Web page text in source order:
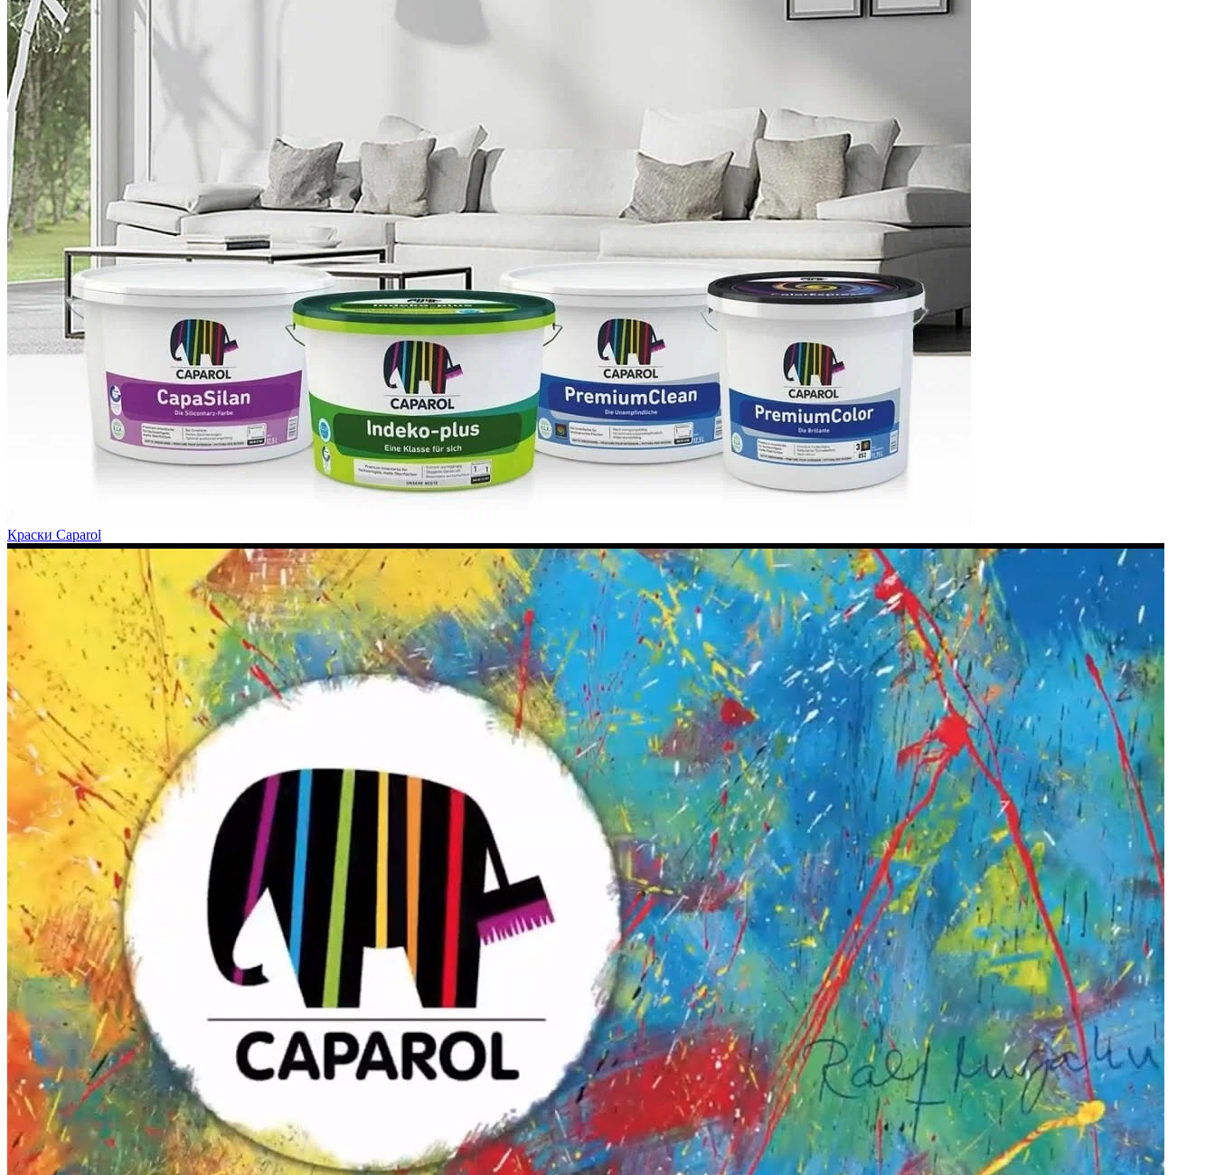
Краски Caparol